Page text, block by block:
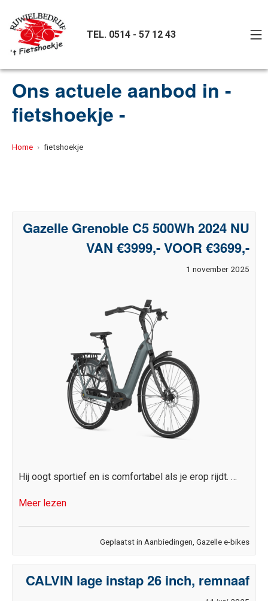
naar
inhoud
't Fietshoekje
TEL. 0514 - 57 12 43
Ons actuele aanbod in -
fietshoekje -
Home fietshoekje
Gazelle Grenoble C5 500Wh 2024 NU
VAN €3999,- VOOR €3699,-
1 november 2025
Hij oogt sportief en is comfortabel als je erop rijdt. …
Meer lezen
Geplaatst in Aanbiedingen Gazelle e-bikes
CALVIN lage instap 26 inch, remnaaf